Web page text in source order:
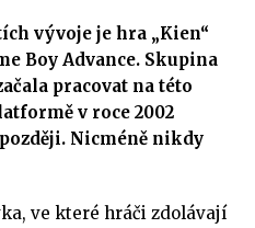
vývoje je hra „Kien“
Boy Advance. Skupina
pracovat na této
v roce 2002
Nicméně nikdy
ve které hráči zdolávají